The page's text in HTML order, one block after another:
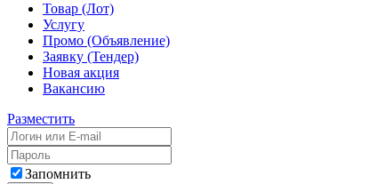
Товар (Лот)
Услугу
Промо (Объявление)
Заявку (Тендер)
Новая акция
Вакансию
Разместить
Запомнить